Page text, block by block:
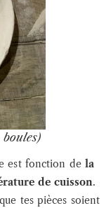
est fonction de la
de cuisson.
tes pièces soient